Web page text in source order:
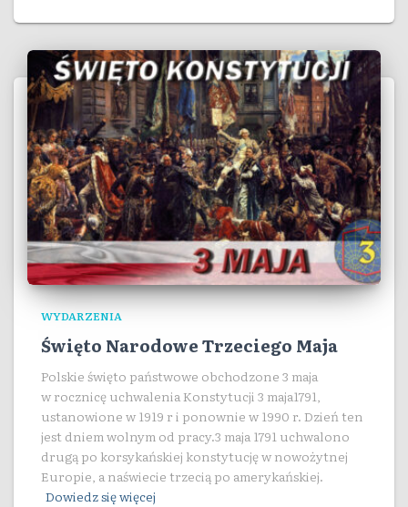
WYDARZENIA
Święto Narodowe Trzeciego Maja
Polskie święto państwowe obchodzone 3 maja
w rocznicę uchwalenia Konstytucji 3 maja1791,
ustanowione w 1919 r i ponownie w 1990 r. Dzień ten
jest dniem wolnym od pracy.3 maja 1791 uchwalono
drugą po korsykańskiej konstytucję w nowożytnej
Europie, a naświecie trzecią po amerykańskiej.
Dowiedz się więcej